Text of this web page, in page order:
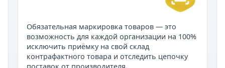
Обязательная маркировка товаров — это
возможность для каждой организации на 100%
исключить приёмку на свой склад
контрафактного товара и отследить цепочку